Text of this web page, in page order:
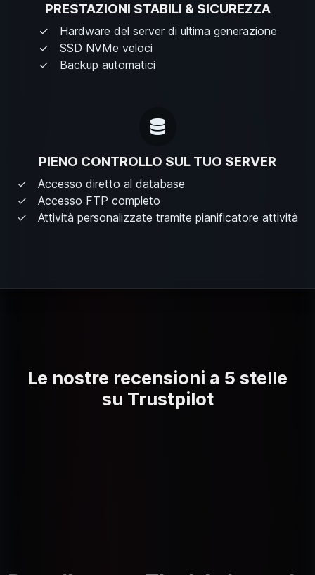
PRESTAZIONI STABILI & SICUREZZA
Hardware del server di ultima generazione
SSD NVMe veloci
Backup automatici
PIENO CONTROLLO SUL TUO SERVER
Accesso diretto al database
Accesso FTP completo
Attività personalizzate tramite pianificatore attività
Le nostre recensioni a 5 stelle
su Trustpilot